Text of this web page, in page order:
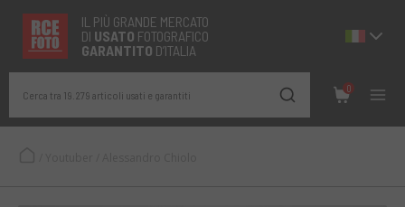
IL PIÙ GRANDE MERCATO
DI USATO FOTOGRAFICO
GARANTITO D’ITALIA
Cerca tra 19.279 articoli usati e garantiti
0